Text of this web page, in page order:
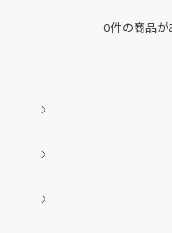
0件の商品が